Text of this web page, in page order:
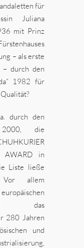
für
Juliana
mit Prinz
– als erste
– durch den
1982 für
durch den
die
AWARD in
Liste ließe
allem
die das
280 Jahren
und